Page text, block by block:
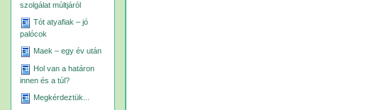
szolgálat múltjáról
Tót atyafiak – jó
palócok
Maek – egy év után
Hol van a határon
innen és a túl?
Megkérdeztük...